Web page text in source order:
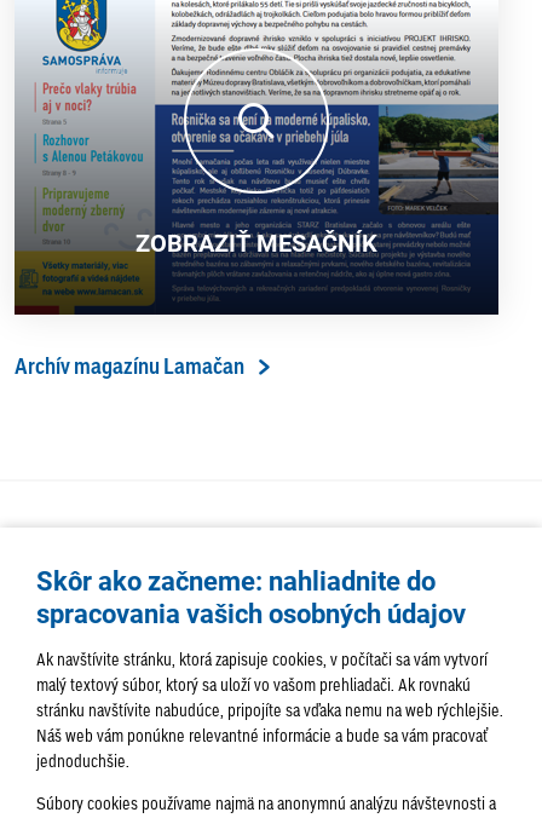
ZOBRAZIŤ MESAČNÍK
Archív magazínu Lamačan
AKTUALITY TÉMA SAMOSPRÁVA
SERVIS
Skôr ako začneme: nahliadnite do
spracovania vašich osobných údajov
Ak navštívite stránku, ktorá zapisuje cookies, v počítači sa vám vytvorí
malý textový súbor, ktorý sa uloží vo vašom prehliadači. Ak rovnakú
stránku navštívite nabudúce, pripojíte sa vďaka nemu na web rýchlejšie.
Náš web vám ponúkne relevantné informácie a bude sa vám pracovať
jednoduchšie.
Súbory cookies používame najmä na anonymnú analýzu návštevnosti a